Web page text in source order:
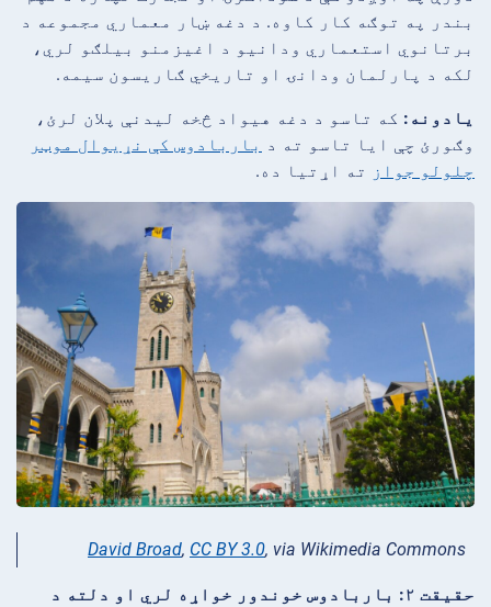
بندر په توګه کار کاوه. د دغه ښار معماري مجموعه د
برتانوي استعماري ودانیو د اغیزمنو بیلګو لري،
لکه د پارلمان ودانۍ او تاریخي ګاریسون سیمه.
یادونه: که تاسو د دغه هیواد څخه لیدنې پلان لرئ،
وګورئ چې ایا تاسو ته د باربادوس کې نړیوال موټر
چلولو جواز
ته اړتیا ده.
David Broad, CC BY 3.0, via Wikimedia Commons
حقیقت ۲: باربادوس خوندور خواړه لري او دلته د